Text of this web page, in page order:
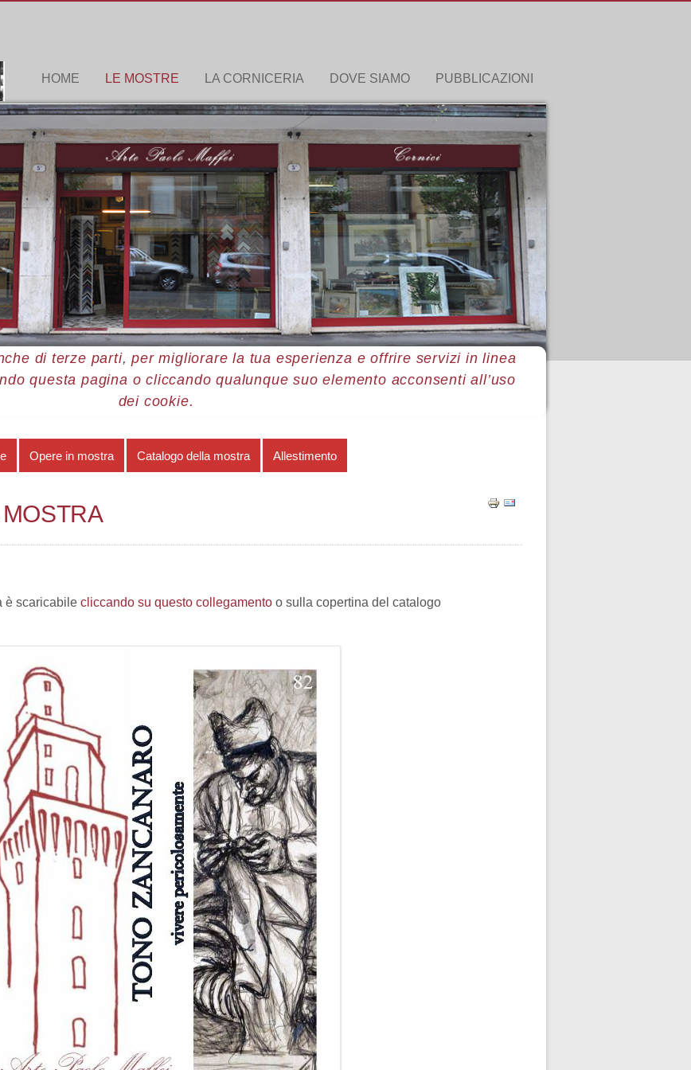
HOME LE MOSTRE LA CORNICERIA DOVE SIAMO PUBBLICAZIONI
di terze parti, per migliorare la tua esperienza e offrire servizi in linea
questa pagina o cliccando qualunque suo elemento acconsenti all’uso
dei cookie.
Tono Zancanaro: vivere pericolosamente Catalogo della mostra
Opere in mostra Catalogo della mostra Allestimento
è scaricabile cliccando su questo collegamento o sulla copertina del catalogo